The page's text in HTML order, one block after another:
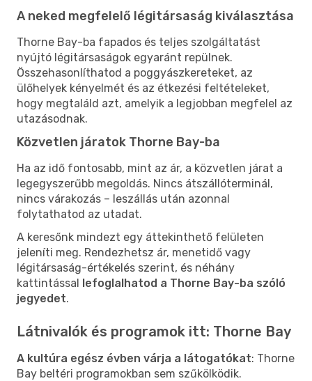
A neked megfelelő légitársaság kiválasztása
Thorne Bay-ba fapados és teljes szolgáltatást
nyújtó légitársaságok egyaránt repülnek.
Összehasonlíthatod a poggyászkereteket, az
ülőhelyek kényelmét és az étkezési feltételeket,
hogy megtaláld azt, amelyik a legjobban megfelel az
utazásodnak.
Közvetlen járatok Thorne Bay-ba
Ha az idő fontosabb, mint az ár, a közvetlen járat a
legegyszerűbb megoldás. Nincs átszállóterminál,
nincs várakozás – leszállás után azonnal
folytathatod az utadat.
A keresőnk mindezt egy áttekinthető felületen
jeleníti meg. Rendezhetsz ár, menetidő vagy
légitársaság-értékelés szerint, és néhány
kattintással lefoglalhatod a Thorne Bay-ba szóló
jegyedet.
Látnivalók és programok itt: Thorne Bay
A kultúra egész évben várja a látogatókat: Thorne
Bay beltéri programokban sem szűkölködik.